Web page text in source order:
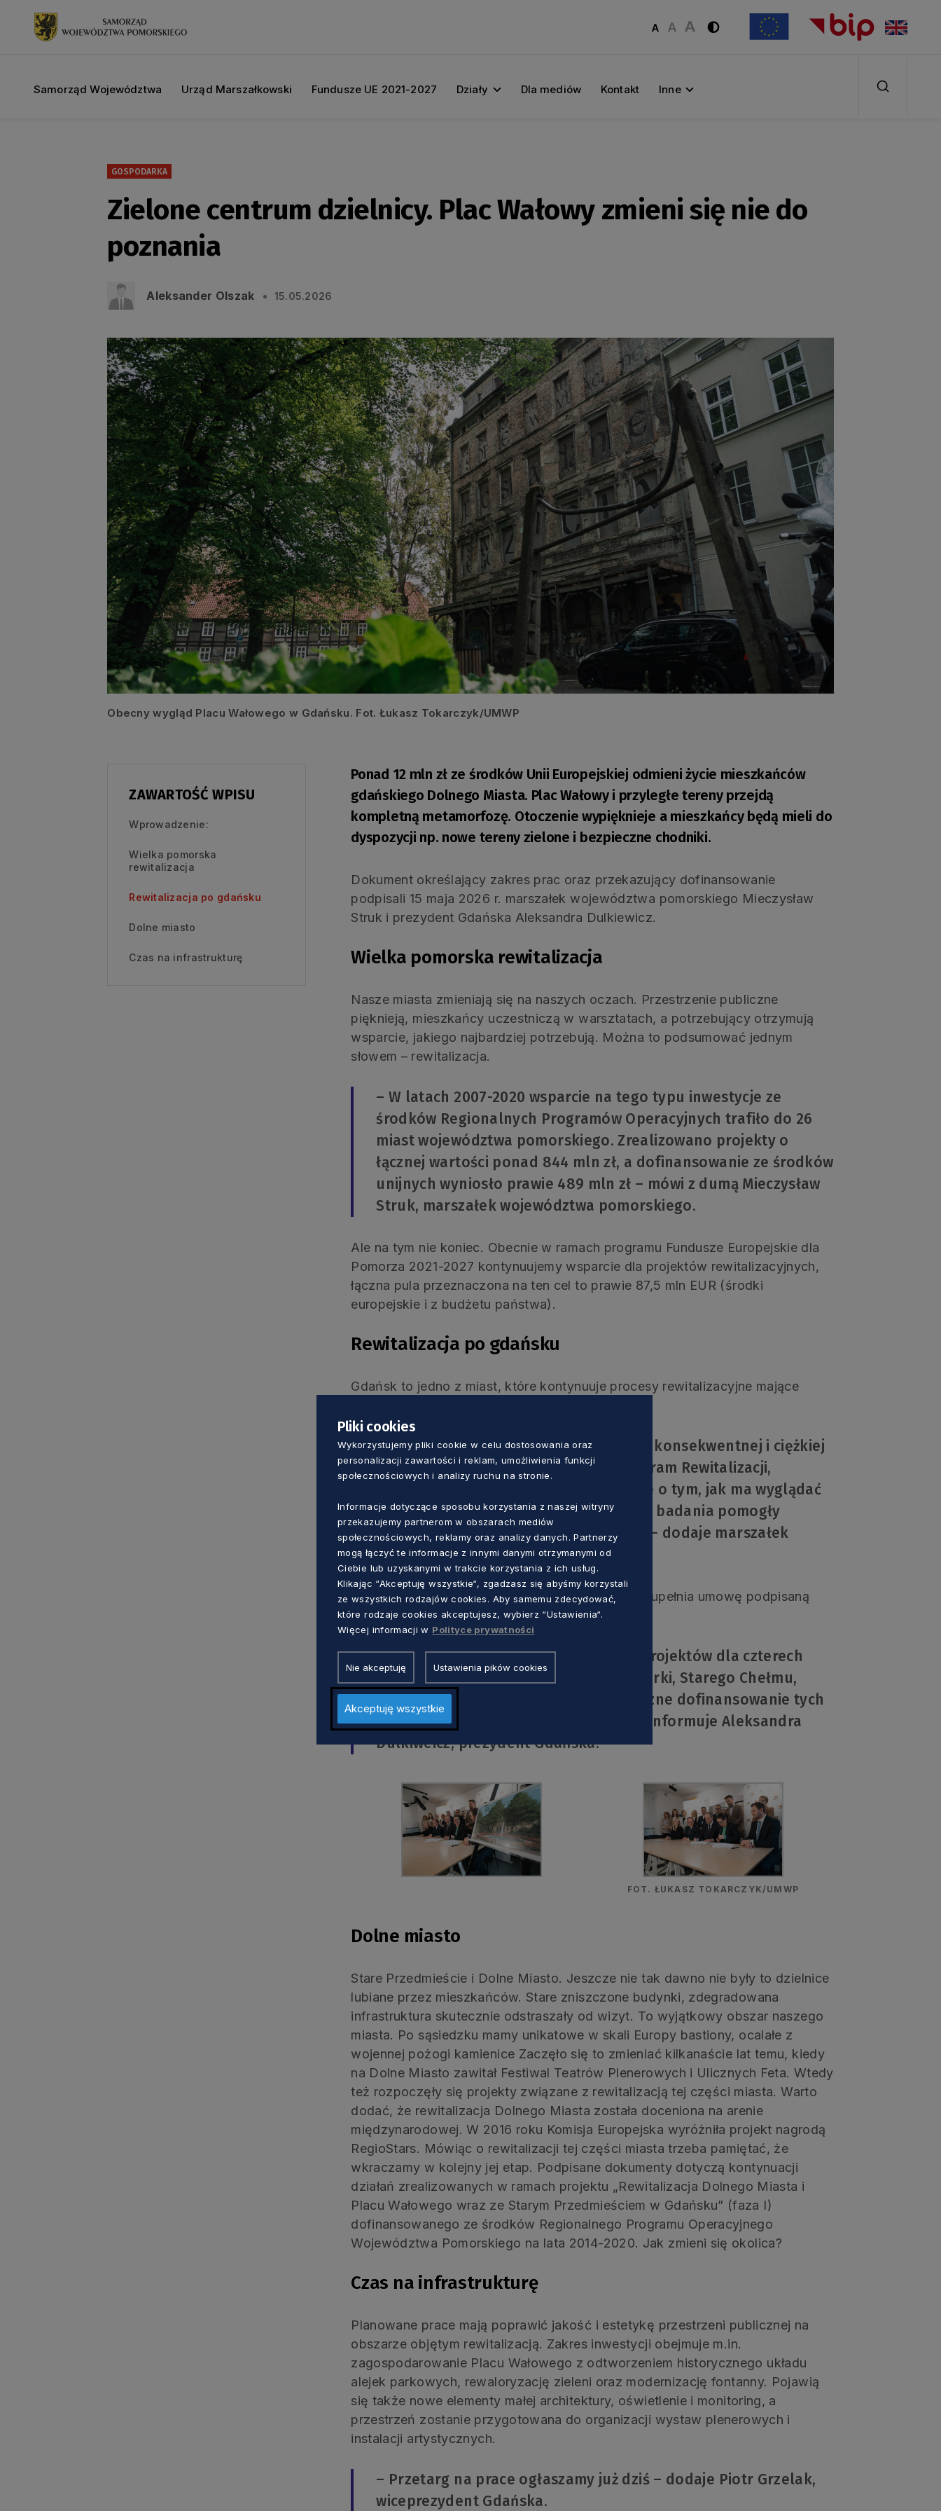
Samorząd Województwa Urząd Marszałkowski Fundusze UE 2021-2027 Działy Dla mediów Kontakt Inne
GOSPODARKA
Zielone centrum dzielnicy. Plac Wałowy zmieni się nie do
poznania
Aleksander Olszak 15.05.2026
Obecny wygląd Placu Wałowego w Gdańsku. Fot. Łukasz Tokarczyk/UMWP
ZAWARTOŚĆ WPISU
Wprowadzenie:
Wielka pomorska
rewitalizacja
Rewitalizacja po gdańsku
Dolne miasto
Czas na infrastrukturę
Ponad 12 mln zł ze środków Unii Europejskiej odmieni życie mieszkańców
gdańskiego Dolnego Miasta. Plac Wałowy i przyległe tereny przejdą
kompletną metamorfozę. Otoczenie wypięknieje a mieszkańcy będą mieli do
dyspozycji np. nowe tereny zielone i bezpieczne chodniki.
Dokument określający zakres prac oraz przekazujący dofinansowanie
podpisali 15 maja 2026 r. marszałek województwa pomorskiego Mieczysław
Struk i prezydent Gdańska Aleksandra Dulkiewicz.
Wielka pomorska rewitalizacja
Nasze miasta zmieniają się na naszych oczach. Przestrzenie publiczne
pięknieją, mieszkańcy uczestniczą w warsztatach, a potrzebujący otrzymują
wsparcie, jakiego najbardziej potrzebują. Można to podsumować jednym
słowem – rewitalizacja.
– W latach 2007-2020 wsparcie na tego typu inwestycje ze
środków Regionalnych Programów Operacyjnych trafiło do 26
miast województwa pomorskiego. Zrealizowano projekty o
łącznej wartości ponad 844 mln zł, a dofinansowanie ze środków
unijnych wyniosło prawie 489 mln zł – mówi z dumą Mieczysław
Struk, marszałek województwa pomorskiego.
Ale na tym nie koniec. Obecnie w ramach programu Fundusze Europejskie dla
Pomorza 2021-2027 kontynuujemy wsparcie dla projektów rewitalizacyjnych,
łączna pula przeznaczona na ten cel to prawie 87,5 mln EUR (środki
europejskie i z budżetu państwa).
Rewitalizacja po gdańsku
Gdańsk to jedno z miast, które kontynuuje procesy rewitalizacyjne mające
– Sukces Gdańska to efekt wieloletniej konsekwentnej i ciężkiej
pracy. Miasto opracowało Gminny Program Rewitalizacji,
angażując mieszkańców w decydowanie o tym, jak ma wyglądać
ich najbliższe otoczenie. Liczne analizy, badania pomogły
zdiagnozować problemy w dzielnicach – dodaje marszałek
Struk.
Warto dodać, że podpisane dziś porozumienie uzupełnia umowę podpisaną
jesienią.
– Nie tak dawno, przygotowaliśmy 17 projektów dla czterech
podobszarów rewitalizacji: Biskupiej Górki, Starego Chełmu,
Dolnego Miasta czy Nowego Portu. Łączne dofinansowanie tych
inwestycji wynosi blisko 26 mln euro – informuje Aleksandra
Dulkiweicz, prezydent Gdańska.
FOT. ŁUKASZ TOKARCZYK/UMWP
Dolne miasto
Stare Przedmieście i Dolne Miasto. Jeszcze nie tak dawno nie były to dzielnice
lubiane przez mieszkańców. Stare zniszczone budynki, zdegradowana
infrastruktura skutecznie odstraszały od wizyt. To wyjątkowy obszar naszego
miasta. Po sąsiedzku mamy unikatowe w skali Europy bastiony, ocalałe z
wojennej pożogi kamienice Zaczęło się to zmieniać kilkanaście lat temu, kiedy
na Dolne Miasto zawitał Festiwal Teatrów Plenerowych i Ulicznych Feta. Wtedy
też rozpoczęły się projekty związane z rewitalizacją tej części miasta. Warto
dodać, że rewitalizacja Dolnego Miasta została doceniona na arenie
międzynarodowej. W 2016 roku Komisja Europejska wyróżniła projekt nagrodą
RegioStars. Mówiąc o rewitalizacji tej części miasta trzeba pamiętać, że
wkraczamy w kolejny jej etap. Podpisane dokumenty dotyczą kontynuacji
działań zrealizowanych w ramach projektu „Rewitalizacja Dolnego Miasta i
Placu Wałowego wraz ze Starym Przedmieściem w Gdańsku” (faza I)
dofinansowanego ze środków Regionalnego Programu Operacyjnego
Województwa Pomorskiego na lata 2014-2020. Jak zmieni się okolica?
Czas na infrastrukturę
Planowane prace mają poprawić jakość i estetykę przestrzeni publicznej na
obszarze objętym rewitalizacją. Zakres inwestycji obejmuje m.in.
zagospodarowanie Placu Wałowego z odtworzeniem historycznego układu
alejek parkowych, rewaloryzację zieleni oraz modernizację fontanny. Pojawią
się także nowe elementy małej architektury, oświetlenie i monitoring, a
przestrzeń zostanie przygotowana do organizacji wystaw plenerowych i
instalacji artystycznych.
– Przetarg na prace ogłaszamy już dziś – dodaje Piotr Grzelak,
wiceprezydent Gdańska.
Pliki cookies
Wykorzystujemy pliki cookie w celu dostosowania oraz
personalizacji zawartości i reklam, umożliwienia funkcji
społecznościowych i analizy ruchu na stronie.
Informacje dotyczące sposobu korzystania z naszej witryny
przekazujemy partnerom w obszarach mediów
społecznościowych, reklamy oraz analizy danych. Partnerzy
mogą łączyć te informacje z innymi danymi otrzymanymi od
Ciebie lub uzyskanymi w trakcie korzystania z ich usług.
Klikając “Akceptuję wszystkie“, zgadzasz się abyśmy korzystali
ze wszystkich rodzajów cookies. Aby samemu zdecydować,
które rodzaje cookies akceptujesz, wybierz “Ustawienia“.
Więcej informacji w Polityce prywatności
Nie akceptuję Ustawienia pików cookies
Akceptuję wszystkie